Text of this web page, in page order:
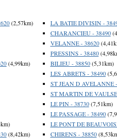
(2,57km)
(4,99km)
(8,42km)
LA BATIE DIVISIN -
CHARANCIEU - 38490
VELANNE - 38620
PRESSINS - 38480
BILIEU - 38850(5,31km)
LES ABRETS - 38490
ST JEAN D AVELANNE
ST MARTIN DE
LE PIN - 38730(7,51km)
LE PASSAGE - 38490
LE PONT DE
CHIRENS - 38850